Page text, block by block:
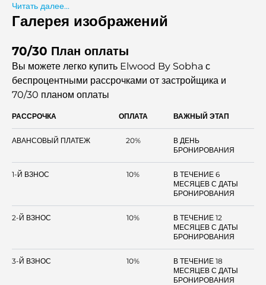
Читать далее...
Галерея изображений
70/30 План оплаты
Вы можете легко купить Elwood By Sobha с
беспроцентными рассрочками от застройщика и
70/30 планом оплаты
РАССРОЧКА ОПЛАТА ВАЖНЫЙ ЭТАП
АВАНСОВЫЙ ПЛАТЕЖ 20%
В ДЕНЬ
БРОНИРОВАНИЯ
1-Й ВЗНОС 10%
В ТЕЧЕНИЕ 6
МЕСЯЦЕВ С ДАТЫ
БРОНИРОВАНИЯ
2-Й ВЗНОС 10%
В ТЕЧЕНИЕ 12
МЕСЯЦЕВ С ДАТЫ
БРОНИРОВАНИЯ
3-Й ВЗНОС 10%
В ТЕЧЕНИЕ 18
МЕСЯЦЕВ С ДАТЫ
БРОНИРОВАНИЯ